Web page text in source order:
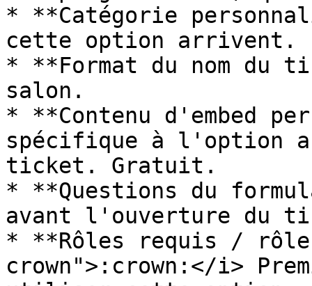
* **Catégorie
cette option arrivent.
* **Format du nom du
salon.
* **Contenu d'embed
spécifique à l'option
ticket. Gratuit.
* **Questions du
avant l'ouverture du
* **Rôles requis /
crown">:crown:</i>